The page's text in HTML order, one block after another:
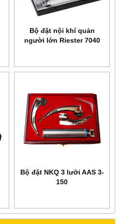
Bộ đặt nội khí quản
người lớn Riester 7040
Bộ đặt NKQ 3 lưỡi AAS 3-
150